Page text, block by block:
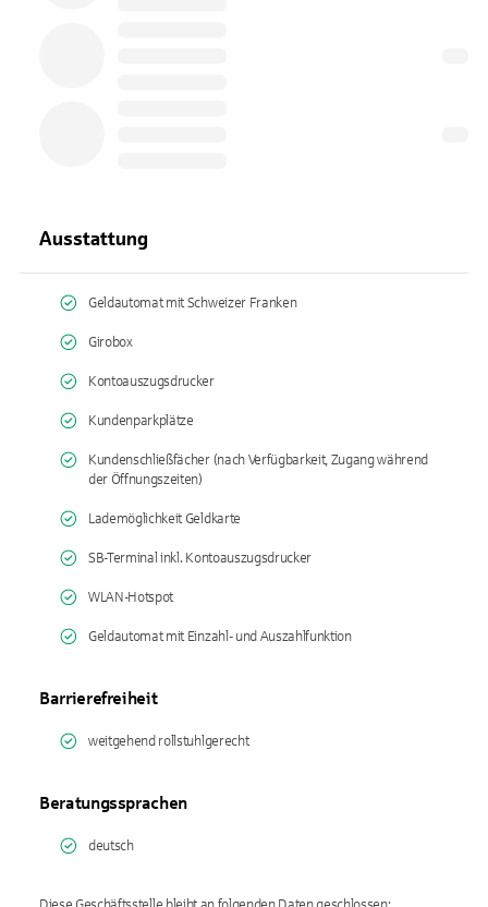
Ausstattung
Geldautomat mit Schweizer Franken
Girobox
Kontoauszugsdrucker
Kundenparkplätze
Kundenschließfächer (nach Verfügbarkeit, Zugang während
der Öffnungszeiten)
Lademöglichkeit Geldkarte
SB-Terminal inkl. Kontoauszugsdrucker
WLAN-Hotspot
Geldautomat mit Einzahl- und Auszahlfunktion
Barrierefreiheit
weitgehend rollstuhlgerecht
Beratungssprachen
deutsch